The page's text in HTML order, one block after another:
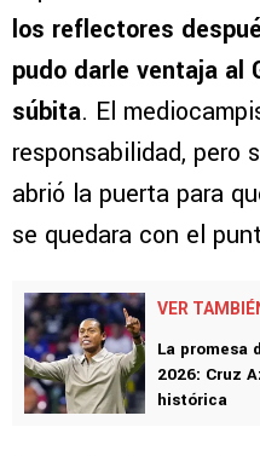
Luis Romo
, quien fue
importantes de La
los reflectores
pudo darle ventaja al
. El
responsabilidad, pero
abrió la puerta para
se quedara con el